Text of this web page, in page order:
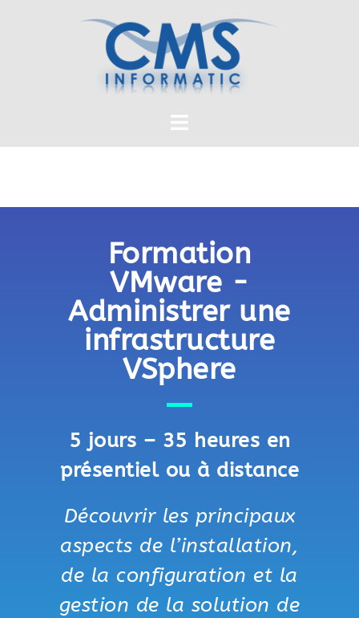
Formation
VMware -
Administrer une
infrastructure
VSphere
5 jours – 35 heures en
présentiel ou à distance
Découvrir les principaux
aspects de l’installation,
de la configuration et la
gestion de la solution de